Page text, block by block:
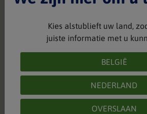
Zalm en broccoli
Compleat® Paediatric Nature
1 portie(s) 30 min
Kies alstublieft uw land,
juiste informatie met u
BELGIË
NEDERLAND
OVERSLAAN